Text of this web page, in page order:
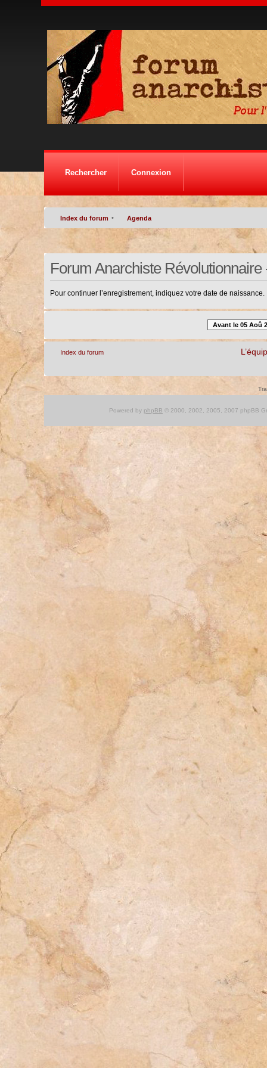
Rechercher Connexion
Index du forum • Agenda
Forum Anarchiste
Pour continuer l’enregistrement, indiquez votre date de naissance.
Avant le 05 Aoû
Index du forum
Powered by phpBB © 2000, 2002, 2005, 2007 phpBB